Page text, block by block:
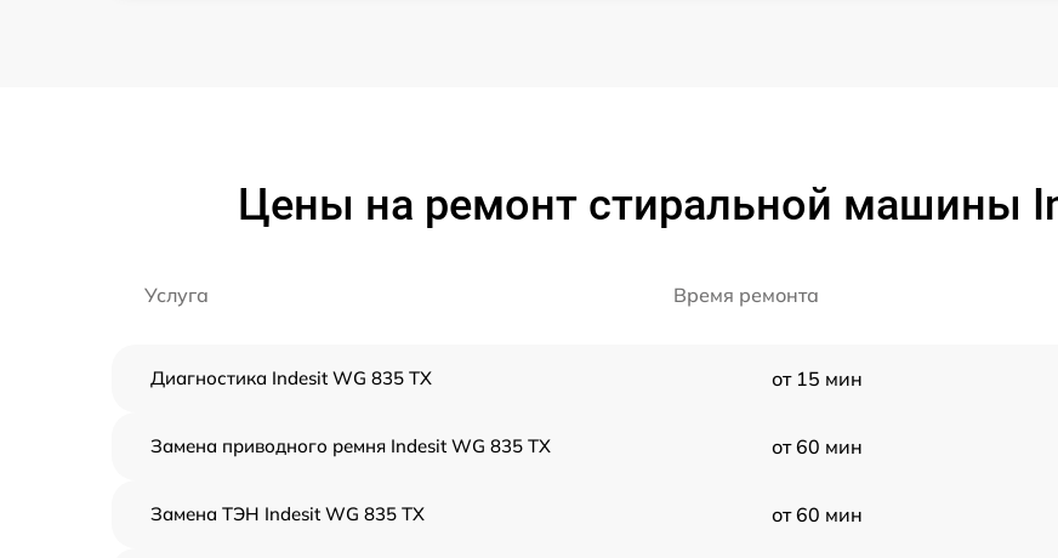
Цены на ремонт стиральной машины
Услуга Время ремонта
Диагностика Indesit WG 835 TX от 15 мин
Замена приводного ремня Indesit WG 835 TX от 60 мин
Замена ТЭН Indesit WG 835 TX от 60 мин